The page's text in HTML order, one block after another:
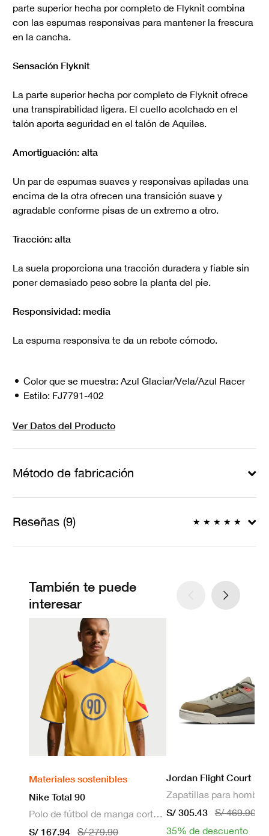
parte superior hecha por completo de Flyknit combina
con las espumas responsivas para mantener la frescura
en la cancha.
Sensación Flyknit
La parte superior hecha por completo de Flyknit ofrece
una transpirabilidad ligera. El cuello acolchado en el
talón aporta seguridad en el talón de Aquiles.
Amortiguación: alta
Un par de espumas suaves y responsivas apiladas una
encima de la otra ofrecen una transición suave y
agradable conforme pisas de un extremo a otro.
Tracción: alta
La suela proporciona una tracción duradera y fiable sin
poner demasiado peso sobre la planta del pie.
Responsividad: media
La espuma responsiva te da un rebote cómodo.
Color que se muestra: Azul Glaciar/Vela/Azul Racer
Estilo: FJ7791-402
Ver Datos del Producto
Método de fabricación
Reseñas (9) ★ ★ ★ ★ ★
También te puede
interesar
Materiales sostenibles
Nike Total 90
Polo de fútbol de manga corta Dri-FIT para hombre
S/ 167.94
S/ 279.90
Jordan Flight Court
Zapatillas para hombre
S/ 305.43
S/ 469.90
35% de descuento